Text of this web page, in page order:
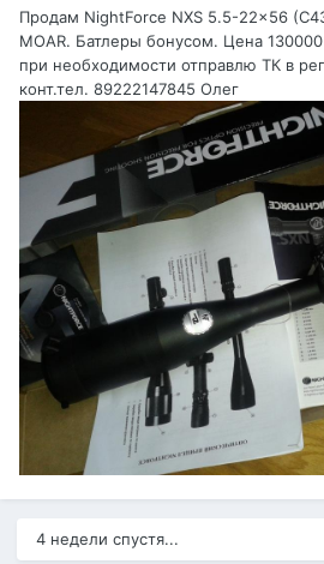
Продам NightForce NXS 5.5-22x56
MOAR. Батлеры бонусом. Цена
при необходимости отправлю ТК в
конт.тел. 89222147845 Олег
4 недели спустя...